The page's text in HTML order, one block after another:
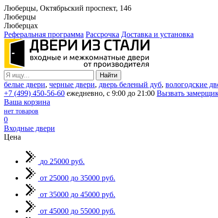
Люберцы, Октябрьский проспект, 146
Люберцы
Люберцах
Реферальная программа Рассрочка Доставка и установка
белые двери, черные двери, дверь беленый дуб, вологодские
+7 (499) 450-56-60 ежедневно, с 9:00 до 21:00 Вызвать
Ваша корзина
нет товаров
0
Входные двери
Цена
до 25000 руб.
от 25000 до 35000 руб.
от 35000 до 45000 руб.
от 45000 до 55000 руб.